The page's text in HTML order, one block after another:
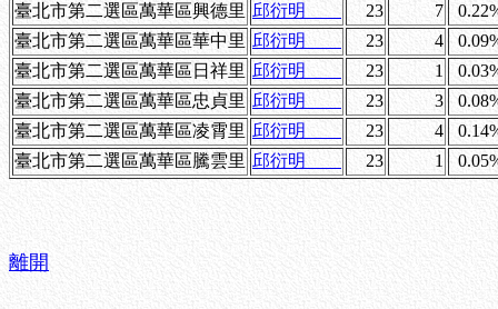
臺北市第二選區萬華區興德里 邱衍明 23 7
臺北市第二選區萬華區華中里 邱衍明 23 4
臺北市第二選區萬華區日祥里 邱衍明 23 1
臺北市第二選區萬華區忠貞里 邱衍明 23 3
臺北市第二選區萬華區凌霄里 邱衍明 23 4
臺北市第二選區萬華區騰雲里 邱衍明 23 1
離開